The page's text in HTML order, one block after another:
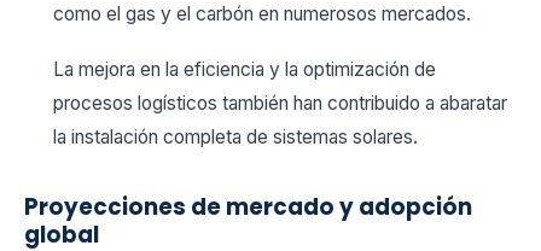
como el gas y el carbón en numerosos mercados.
La mejora en la eficiencia y la optimización de
procesos logísticos también han contribuido a abaratar
la instalación completa de sistemas solares.
Proyecciones de mercado y adopción
global